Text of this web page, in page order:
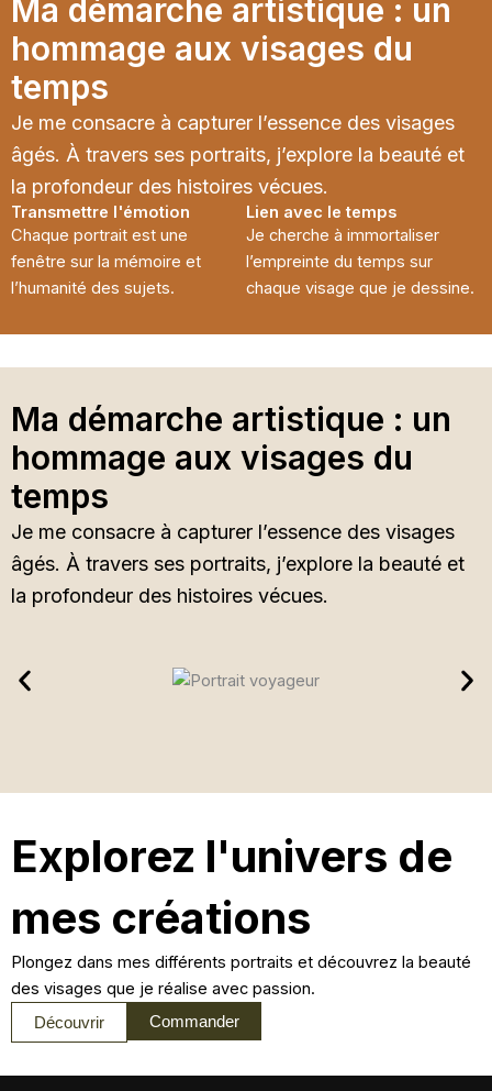
Ma démarche artistique : un
hommage aux visages du
temps
Je me consacre à capturer l’essence des visages
âgés. À travers ses portraits, j’explore la beauté et
la profondeur des histoires vécues.
Transmettre l'émotion
Chaque portrait est une
fenêtre sur la mémoire et
l’humanité des sujets.
Lien avec le temps
Je cherche à immortaliser
l’empreinte du temps sur
chaque visage que je dessine.
Ma démarche artistique : un
hommage aux visages du
temps
Je me consacre à capturer l’essence des visages
âgés. À travers ses portraits, j’explore la beauté et
la profondeur des histoires vécues.
Explorez l'univers de
mes créations
Plongez dans mes différents portraits et découvrez la beauté
des visages que je réalise avec passion.
Découvrir Commander